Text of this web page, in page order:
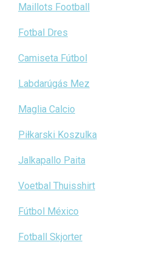
Maillots Football
Fotbal Dres
Camiseta Fútbol
Labdarúgás Mez
Maglia Calcio
Piłkarski Koszulka
Jalkapallo Paita
Voetbal Thuisshirt
Fútbol México
Fotball Skjorter